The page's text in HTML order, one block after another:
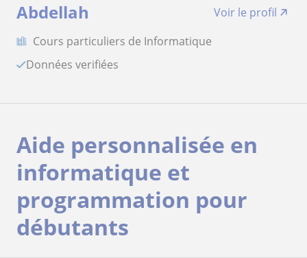
Abdellah
Voir le profil
Cours particuliers de Informatique
Données verifiées
Aide personnalisée en
informatique et
programmation pour
débutants